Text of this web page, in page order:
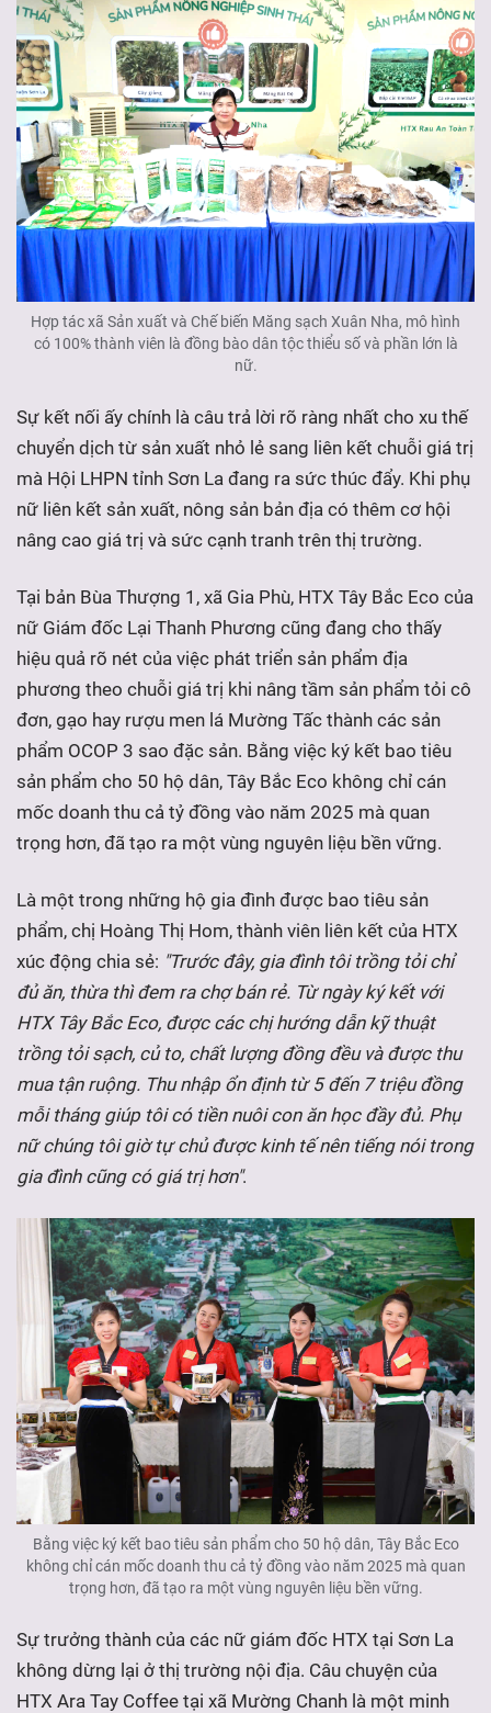
Hợp tác xã Sản xuất và Chế biến Măng sạch Xuân Nha, mô hình
có 100% thành viên là đồng bào dân tộc thiểu số và phần lớn là
nữ.
Sự kết nối ấy chính là câu trả lời rõ ràng nhất cho xu thế
chuyển dịch từ sản xuất nhỏ lẻ sang liên kết chuỗi giá trị
mà Hội LHPN tỉnh Sơn La đang ra sức thúc đẩy. Khi phụ
nữ liên kết sản xuất, nông sản bản địa có thêm cơ hội
nâng cao giá trị và sức cạnh tranh trên thị trường.
Tại bản Bùa Thượng 1, xã Gia Phù, HTX Tây Bắc Eco của
nữ Giám đốc Lại Thanh Phương cũng đang cho thấy
hiệu quả rõ nét của việc phát triển sản phẩm địa
phương theo chuỗi giá trị khi nâng tầm sản phẩm tỏi cô
đơn, gạo hay rượu men lá Mường Tấc thành các sản
phẩm OCOP 3 sao đặc sản. Bằng việc ký kết bao tiêu
sản phẩm cho 50 hộ dân, Tây Bắc Eco không chỉ cán
mốc doanh thu cả tỷ đồng vào năm 2025 mà quan
trọng hơn, đã tạo ra một vùng nguyên liệu bền vững.
Là một trong những hộ gia đình được bao tiêu sản
phẩm, chị Hoàng Thị Hom, thành viên liên kết của HTX
xúc động chia sẻ: "Trước đây, gia đình tôi trồng tỏi chỉ
đủ ăn, thừa thì đem ra chợ bán rẻ. Từ ngày ký kết với
HTX Tây Bắc Eco, được các chị hướng dẫn kỹ thuật
trồng tỏi sạch, củ to, chất lượng đồng đều và được thu
mua tận ruộng. Thu nhập ổn định từ 5 đến 7 triệu đồng
mỗi tháng giúp tôi có tiền nuôi con ăn học đầy đủ. Phụ
nữ chúng tôi giờ tự chủ được kinh tế nên tiếng nói trong
gia đình cũng có giá trị hơn".
Bằng việc ký kết bao tiêu sản phẩm cho 50 hộ dân, Tây Bắc Eco
không chỉ cán mốc doanh thu cả tỷ đồng vào năm 2025 mà quan
trọng hơn, đã tạo ra một vùng nguyên liệu bền vững.
Sự trưởng thành của các nữ giám đốc HTX tại Sơn La
không dừng lại ở thị trường nội địa. Câu chuyện của
HTX Ara Tay Coffee tại xã Mường Chanh là một minh